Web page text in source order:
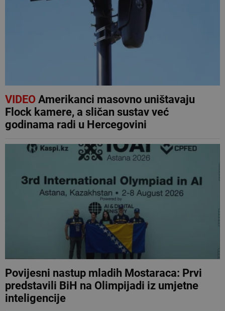
VIDEOAmerikanci masovno uništavaju
Flock kamere, a sličan sustav već
godinama radi u Hercegovini
Povijesni nastup mladih Mostaraca: Prvi
predstavili BiH na Olimpijadi iz umjetne
inteligencije